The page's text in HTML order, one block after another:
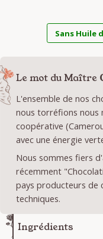
Sans Huile
Le mot du Maître
L'ensemble de nos
nous torréfions nous
coopérative
avec une énergie
Nous sommes fiers
récemment
pays producteurs de
techniques.
Ingrédients